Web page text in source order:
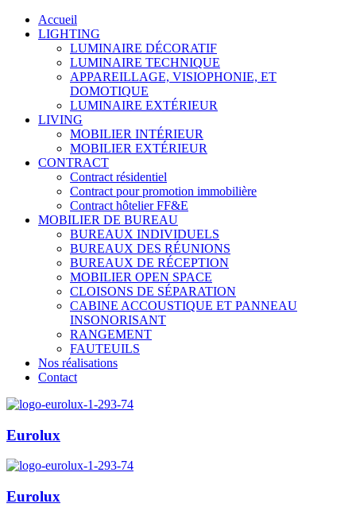
Accueil
LIGHTING
LUMINAIRE DÉCORATIF
LUMINAIRE TECHNIQUE
APPAREILLAGE, VISIOPHONIE, ET
DOMOTIQUE
LUMINAIRE EXTÉRIEUR
LIVING
MOBILIER INTÉRIEUR
MOBILIER EXTÉRIEUR
CONTRACT
Contract résidentiel
Contract pour promotion immobilière
Contract hôtelier FF&E
MOBILIER DE BUREAU
BUREAUX INDIVIDUELS
BUREAUX DES RÉUNIONS
BUREAUX DE RÉCEPTION
MOBILIER OPEN SPACE
CLOISONS DE SÉPARATION
CABINE ACCOUSTIQUE ET PANNEAU
INSONORISANT
RANGEMENT
FAUTEUILS
Nos réalisations
Contact
Eurolux
Eurolux